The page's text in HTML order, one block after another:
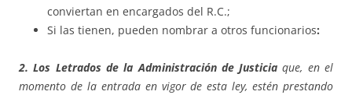
conviertan en encargados del R.C.;
Si las tienen, pueden nombrar a otros funcionarios:
2. Los Letrados de la Administración de Justicia que, en el
momento de la entrada en vigor de esta ley, estén prestando